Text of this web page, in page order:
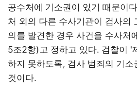
공수처에 기소권이 있기 때문이
처 외의 다른 수사기관이 검사의
의를 발견한 경우 사건을 수사처
5조2항)고 정하고 있다. 검찰이 '
하지 못하도록, 검사 범죄의 기소
것이다.